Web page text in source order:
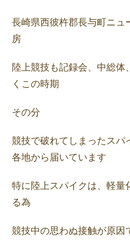
長崎県西彼杵郡長与町ニュ
房
陸上競技も記録会、中総
くこの時期
その分
競技で破れてしまったスパ
各地から届いています
特に陸上スパイクは、軽量
る為
競技中の思わぬ接触が原因